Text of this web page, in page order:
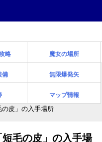
略 魔女の場所
備 無限爆発矢
マップ情報
の皮」の入手場所
短毛の皮」の入手場